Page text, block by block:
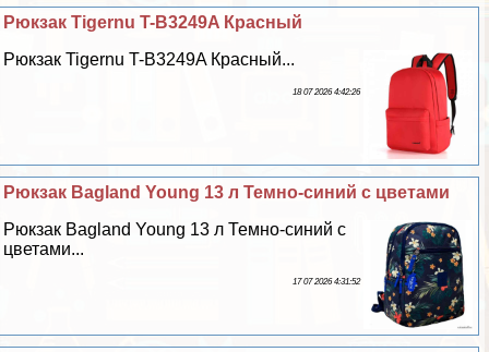
Рюкзак Tigernu T-B3249A Красный
Рюкзак Tigernu T-B3249A Красный...
18 07 2026 4:42:26
Рюкзак Bagland Young 13 л Темно-синий с цветами
Рюкзак Bagland Young 13 л Темно-синий с
цветами...
17 07 2026 4:31:52